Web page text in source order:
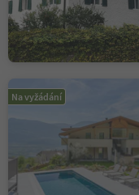
Na vyžádání